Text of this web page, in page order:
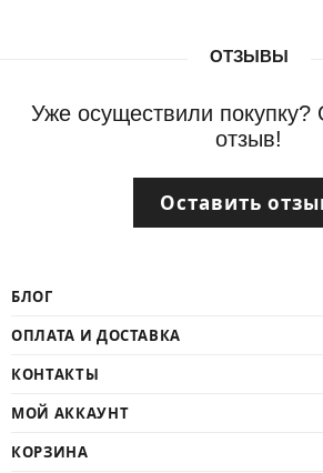
ОТЗЫВЫ
Уже осуществили покупку?
отзыв!
Оставить
БЛОГ
ОПЛАТА И ДОСТАВКА
КОНТАКТЫ
МОЙ АККАУНТ
КОРЗИНА